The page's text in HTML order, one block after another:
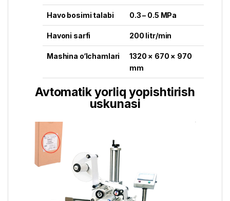
Havo bosimi talabi 0.3 – 0.5 MPa
Havoni sarfi 200 litr/min
Mashina o‘lchamlari
1320 × 670 × 970
mm
Avtomatik yorliq yopishtirish
uskunasi